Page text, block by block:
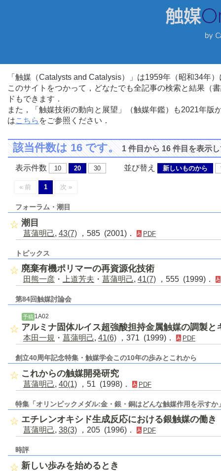
「触媒（Catalysts and Catalysis）」は1959年（昭和34年
このサイトをつかって，どなたでも全記事の検索と結果（
ドもできます．
また，「触媒技術の動向と展望」（触媒年鑑）も2021年
はこちら をご参照ください．
該当件数は 16 です。1 件目から 16 件目を表示
表示件数 10 20 30 並び替え 新しいものから
« 前 1 次 »
フォーラム・潮目
潮目
菖蒲明己, 43(7) ，585 (2001)． PDF
トピックス
廃棄有機ポリマーの再資源化技術
田熊一彦 ・ 上道芳夫 ・ 菖蒲明己, 41(7) ，555 (1999)．
第84回触媒討論会
予稿1A02
アルミナ固体ルイス超強酸担持金属触媒の調製と
本田一規 ・ 菖蒲明己, 41(6) ，371 (1999)． PDF
創立40周年記念特集・触媒学会この10年の歩みとこれから
これからの触媒開発研究
菖蒲明己, 40(1) ，51 (1998)． PDF
特集「オリンピックメダル:金・銀・銅はどんな触媒作用を示すか
エチレンオキシド生成反応における銀触媒の働き
菖蒲明己, 38(3) ，205 (1996)． PDF
時評
新しい歩みを始めるとき